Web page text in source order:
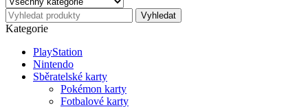
Kategorie
PlayStation
Nintendo
Sběratelské karty
Pokémon karty
Fotbalové karty